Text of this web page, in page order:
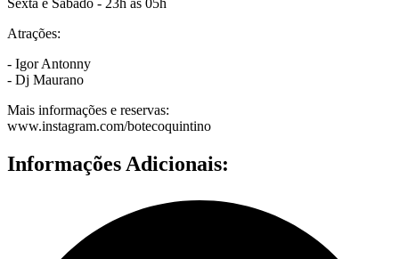
Atrações:
- Igor Antonny
- Dj Maurano
Mais informações e reservas:
www.instagram.com/botecoquintino
Informações Adicionais: